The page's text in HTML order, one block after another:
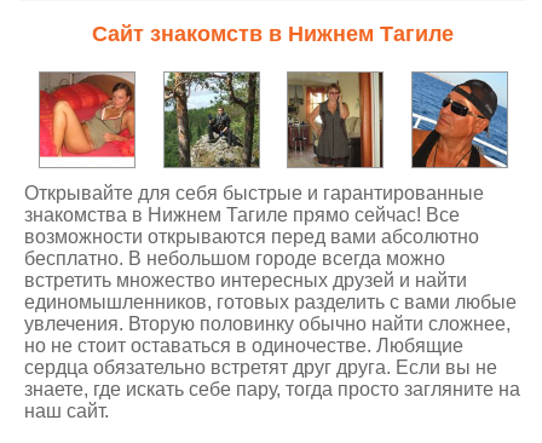
Сайт знакомств в Нижнем Тагиле
Открывайте для себя быстрые и гарантированные
знакомства в Нижнем Тагиле прямо сейчас! Все
возможности открываются перед вами абсолютно
бесплатно. В небольшом городе всегда можно
встретить множество интересных друзей и найти
единомышленников, готовых разделить с вами любые
увлечения. Вторую половинку обычно найти сложнее,
но не стоит оставаться в одиночестве. Любящие
сердца обязательно встретят друг друга. Если вы не
знаете, где искать себе пару, тогда просто загляните на
наш сайт.